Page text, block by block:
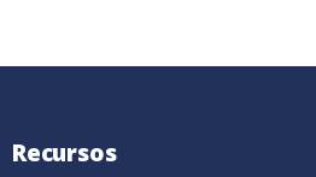
Recursos